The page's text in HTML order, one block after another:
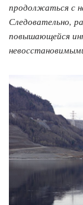
продолжаться с
Следовательно,
повышающейся